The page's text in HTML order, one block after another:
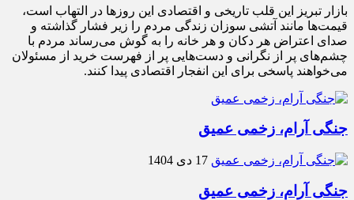
بازار تبریز این قلب تاریخی و اقتصادی این روزها در التهاب است،
قیمت‌ها مانند آتشی سوزان زندگی مردم را زیر فشار گذاشته و
صدای اعتراض هر دکان و هر خانه را به گوش می‌رساند مردم با
چشم‌های پر از نگرانی و دست‌هایی پر از فهرست خرید از مسئولان
می‌خواهند پاسخی برای این انفجار اقتصادی پیدا کنند.
جنگی آرام، زخمی عمیق
17 دی 1404
جنگی آرام، زخمی عمیق